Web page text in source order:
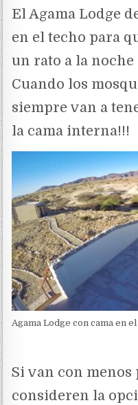
El Agama Lodge
en el techo para
un rato a la noche
Cuando los
siempre van a
la cama interna!!!
Agama Lodge con cama en
Si van con menos
consideren la